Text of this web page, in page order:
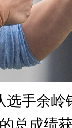
手余岭
总成绩